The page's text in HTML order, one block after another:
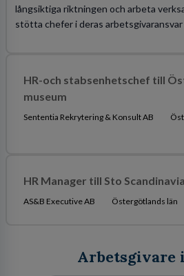
långsiktiga riktningen och arbeta
stötta chefer i deras
HR-och stabsenhetschef till
museum
Sententia Rekrytering & Konsult AB
HR Manager till Sto Scandinavia
AS&B Executive AB Östergötlands län
Arbetsgivare